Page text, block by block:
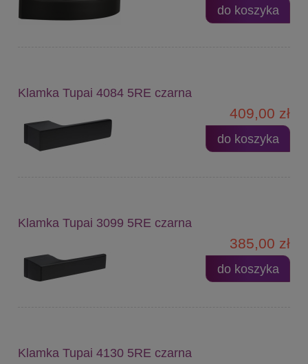
do koszyka
Klamka Tupai 4084 5RE czarna
409,00 zł
do koszyka
Klamka Tupai 3099 5RE czarna
385,00 zł
do koszyka
Klamka Tupai 4130 5RE czarna